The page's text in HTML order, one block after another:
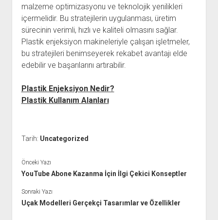
malzeme optimizasyonu ve teknolojik yenilikleri
içermelidir. Bu stratejilerin uygulanması, üretim
sürecinin verimli, hızlı ve kaliteli olmasını sağlar.
Plastik enjeksiyon makineleriyle çalışan işletmeler,
bu stratejileri benimseyerek rekabet avantajı elde
edebilir ve başarılarını artırabilir.
Plastik Enjeksiyon Nedir?
Plastik Kullanım Alanları
Tarih: Uncategorized
Önceki Yazı
YouTube Abone Kazanma İçin İlgi Çekici Konseptler
Sonraki Yazı
Uçak Modelleri Gerçekçi Tasarımlar ve Özellikler